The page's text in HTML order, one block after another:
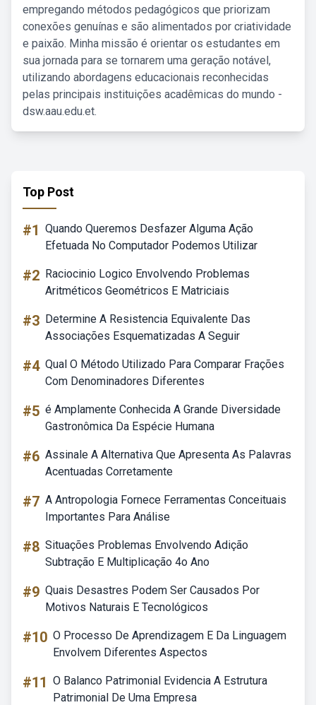
empregando métodos pedagógicos que priorizam
conexões genuínas e são alimentados por criatividade
e paixão. Minha missão é orientar os estudantes em
sua jornada para se tornarem uma geração notável,
utilizando abordagens educacionais reconhecidas
pelas principais instituições acadêmicas do mundo -
dsw.aau.edu.et.
Top Post
#1 Quando Queremos Desfazer Alguma Ação
Efetuada No Computador Podemos Utilizar
#2 Raciocinio Logico Envolvendo Problemas
Aritméticos Geométricos E Matriciais
#3 Determine A Resistencia Equivalente Das
Associações Esquematizadas A Seguir
#4 Qual O Método Utilizado Para Comparar Frações
Com Denominadores Diferentes
#5 é Amplamente Conhecida A Grande Diversidade
Gastronômica Da Espécie Humana
#6 Assinale A Alternativa Que Apresenta As Palavras
Acentuadas Corretamente
#7 A Antropologia Fornece Ferramentas Conceituais
Importantes Para Análise
#8 Situações Problemas Envolvendo Adição
Subtração E Multiplicação 4o Ano
#9 Quais Desastres Podem Ser Causados Por
Motivos Naturais E Tecnológicos
#10 O Processo De Aprendizagem E Da Linguagem
Envolvem Diferentes Aspectos
#11 O Balanco Patrimonial Evidencia A Estrutura
Patrimonial De Uma Empresa